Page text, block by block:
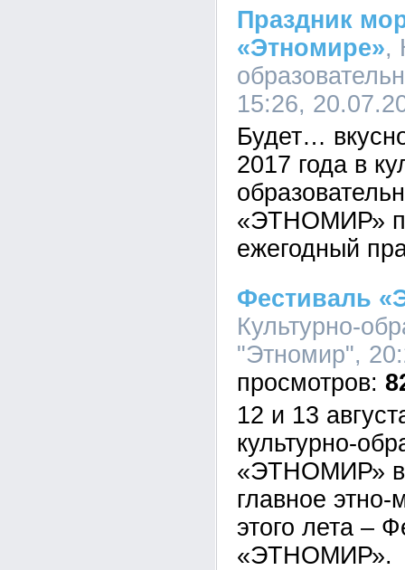
Праздник
«Этномире»,
15:26,
Будет…
2017 года в
«ЭТНОМИР»
ежегодный
Фестиваль
Культурно-
"Этномир",
12 и 13
культурно-
«ЭТНОМИР»
главное
этого лета –
«ЭТНОМИР».